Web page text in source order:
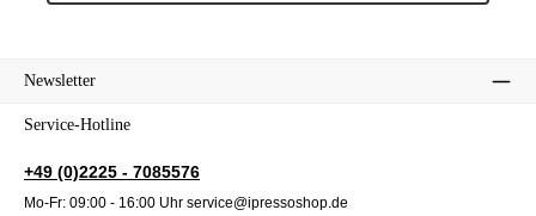
Newsletter
Service-Hotline
+49 (0)2225 - 7085576
Mo-Fr: 09:00 - 16:00 Uhr service@ipressoshop.de